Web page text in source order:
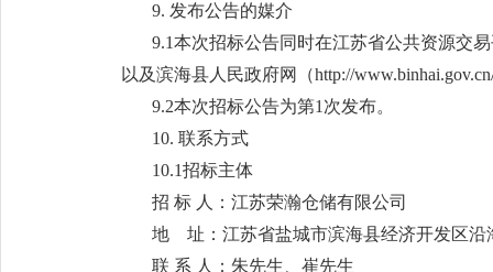
9. 发布公告的媒介
9.1本次招标公告同时在江苏省公共资源交易
以及滨海县人民政府网（http://www.binhai.gov.cn
9.2本次招标公告为第1次发布。
10. 联系方式
10.1招标主体
招 标 人：江苏荣瀚仓储有限公司
地 址：江苏省盐城市滨海县经济开发区沿
联 系 人：朱先生、崔先生